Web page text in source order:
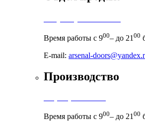
Время работы с 900– до 2100
E-mail: arsenal-
Производство
Время работы с 900– до 21 00